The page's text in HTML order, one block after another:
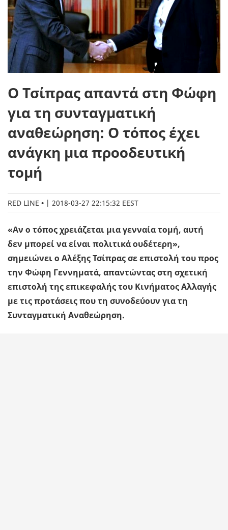
Ο Τσίπρας απαντά στη Φώφη
για τη συνταγματική
αναθεώρηση: Ο τόπος έχει
ανάγκη μια προοδευτική
τομή
RED LINE | 2018-03-27 22:15:32 EEST
«Αν ο τόπος χρειάζεται μια γενναία τομή, αυτή
δεν μπορεί να είναι πολιτικά ουδέτερη»,
σημειώνει ο Αλέξης Τσίπρας σε επιστολή του προς
την Φώφη Γεννηματά, απαντώντας στη σχετική
επιστολή της επικεφαλής του Κινήματος Αλλαγής
με τις προτάσεις που τη συνοδεύουν για τη
Συνταγματική Αναθεώρηση.